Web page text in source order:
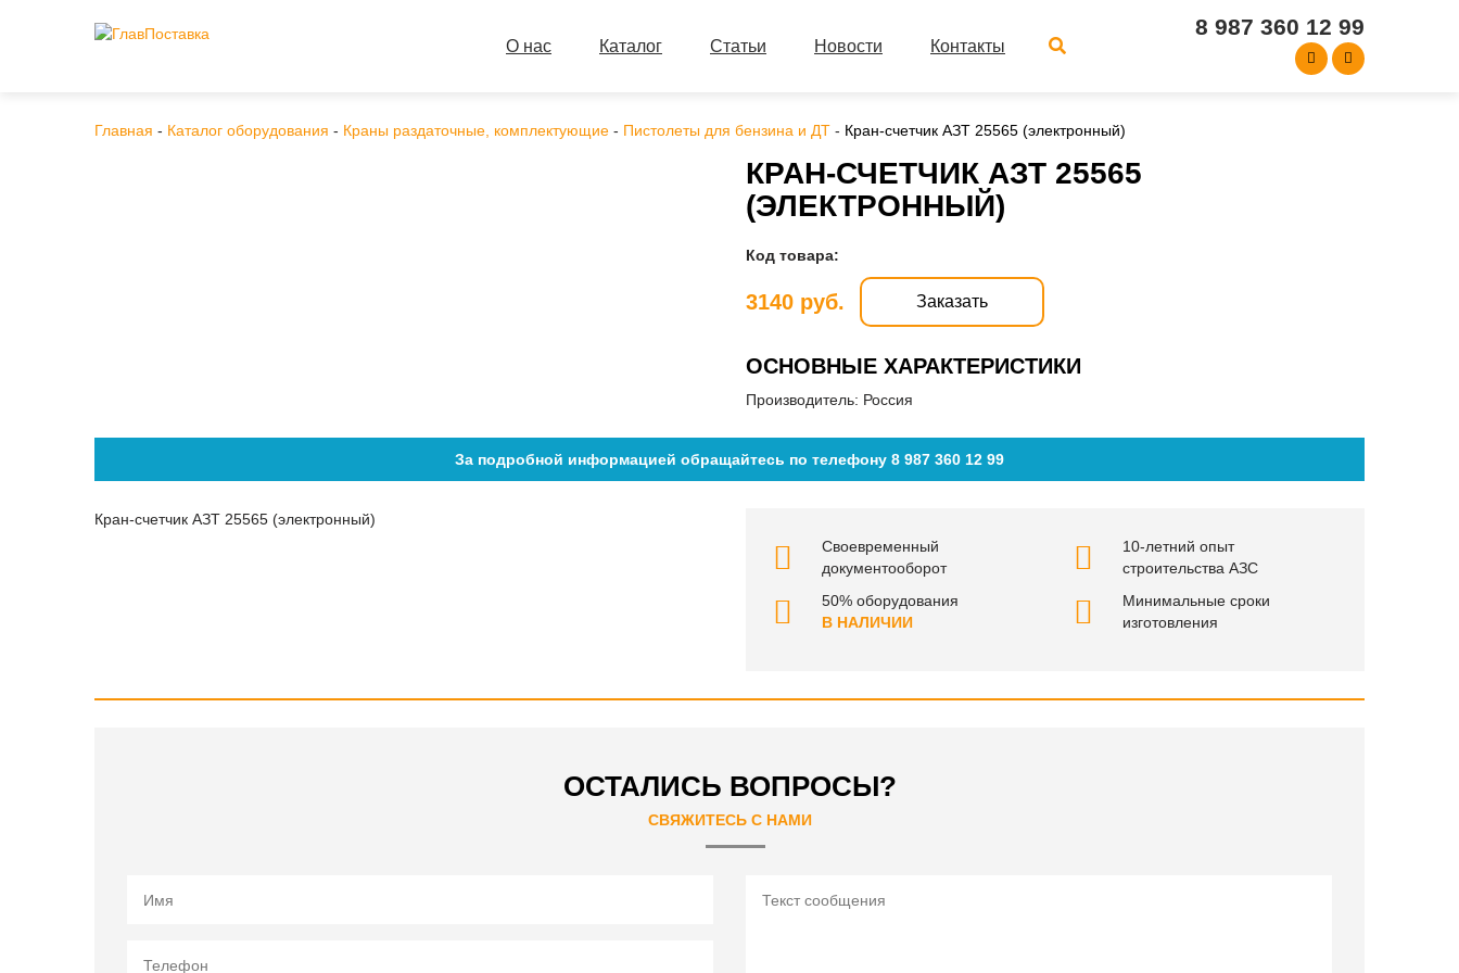
О нас Каталог Статьи Новости Контакты
8 987 360 12 99
Главная - Каталог оборудования - Краны раздаточные, комплектующие - Пистолеты для бензина и ДТ - Кран-счетчик АЗТ 25565 (электронный)
КРАН-СЧЕТЧИК АЗТ 25565
(ЭЛЕКТРОННЫЙ)
Код товара:
3140 руб. Заказать
ОСНОВНЫЕ ХАРАКТЕРИСТИКИ
Производитель: Россия
За подробной информацией обращайтесь по телефону 8 987 360 12 99
Кран-счетчик АЗТ 25565 (электронный)
Своевременный
документооборот
10-летний опыт
строительства АЗС
50% оборудования
В НАЛИЧИИ
Минимальные сроки
изготовления
ОСТАЛИСЬ ВОПРОСЫ?
СВЯЖИТЕСЬ С НАМИ